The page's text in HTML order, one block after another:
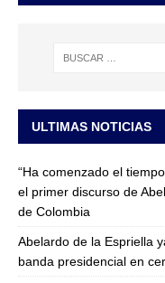
ULTIMAS NOTICIAS
“Ha comenzado el
el primer discurso de
de Colombia
Abelardo de la Espriella
banda presidencial en